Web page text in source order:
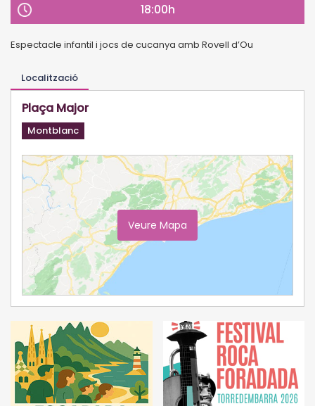
18:00h
Espectacle infantil i jocs de cucanya amb Rovell d’Ou
Localització
Plaça Major
Montblanc
Veure Mapa